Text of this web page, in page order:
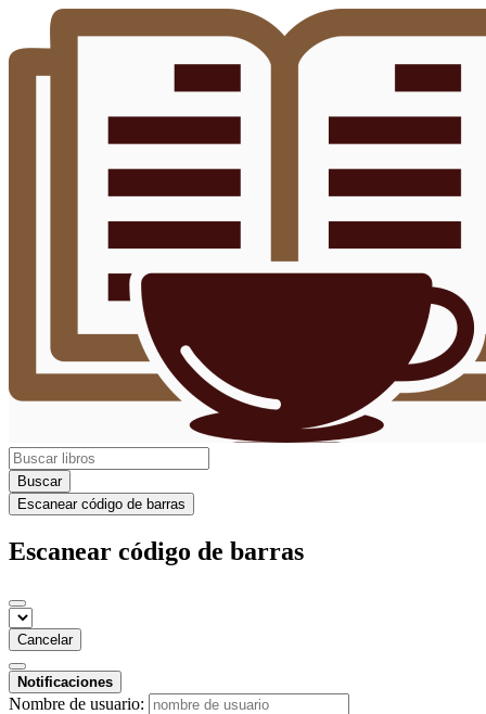
Buscar
Escanear código de barras
Escanear código de barras
Cancelar
Notificaciones
Nombre de usuario: